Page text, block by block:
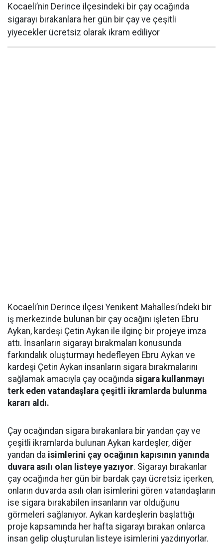
Kocaeli’nin Derince ilçesindeki bir çay ocağında
sigarayı bırakanlara her gün bir çay ve çeşitli
yiyecekler ücretsiz olarak ikram ediliyor
Kocaeli’nin Derince ilçesi Yenikent Mahallesi’ndeki bir
iş merkezinde bulunan bir çay ocağını işleten Ebru
Aykan, kardeşi Çetin Aykan ile ilginç bir projeye imza
attı. İnsanların sigarayı bırakmaları konusunda
farkındalık oluşturmayı hedefleyen Ebru Aykan ve
kardeşi Çetin Aykan insanların sigara bırakmalarını
sağlamak amacıyla çay ocağında sigara kullanmayı
terk eden vatandaşlara çeşitli ikramlarda bulunma
kararı aldı.
Çay ocağından sigara bırakanlara bir yandan çay ve
çeşitli ikramlarda bulunan Aykan kardeşler, diğer
yandan da isimlerini çay ocağının kapısının yanında
duvara asılı olan listeye yazıyor. Sigarayı bırakanlar
çay ocağında her gün bir bardak çayı ücretsiz içerken,
onların duvarda asılı olan isimlerini gören vatandaşların
ise sigara bırakabilen insanların var olduğunu
görmeleri sağlanıyor. Aykan kardeşlerin başlattığı
proje kapsamında her hafta sigarayı bırakan onlarca
insan gelip oluşturulan listeye isimlerini yazdırıyorlar.